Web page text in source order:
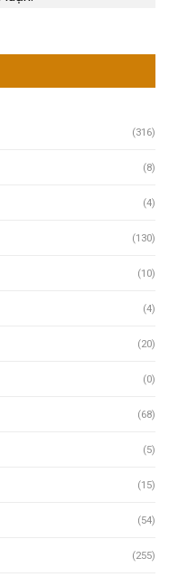
(316)
(8)
(4)
(130)
(10)
(4)
(20)
(0)
(68)
(5)
(15)
(54)
(255)